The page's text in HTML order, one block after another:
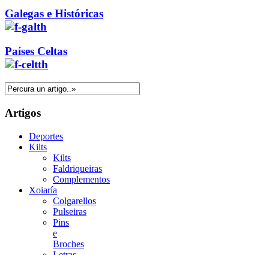
Galegas e Históricas
Países Celtas
Artigos
Deportes
Kilts
Kilts
Faldriqueiras
Complementos
Xoiaría
Colgarellos
Pulseiras
Pins
e
Broches